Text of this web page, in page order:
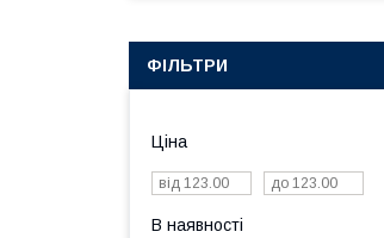
ФІЛЬТРИ
Ціна
В наявності